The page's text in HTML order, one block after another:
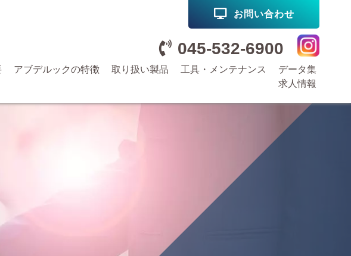
お問い合わせ
045-532-6900
アブデルックの特徴 取り扱い製品 工具・メンテナンス
データ集
求人情報